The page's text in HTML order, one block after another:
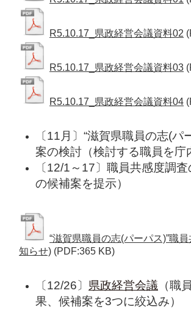
R5.10.17_県政経営会議資料02
R5.10.17_県政経営会議資料03
R5.10.17_県政経営会議資料04
〔11月〕 “滋賀県職員の志(パ
案の検討（検討する職員を庁
〔12/1～17〕職員共感度調
の候補案を提示）
“滋賀県職員の志(パーパス)”職
知らせ) (PDF:365 KB)
〔12/26〕 県政経営会議 （職
果、候補案を3つに絞込み）